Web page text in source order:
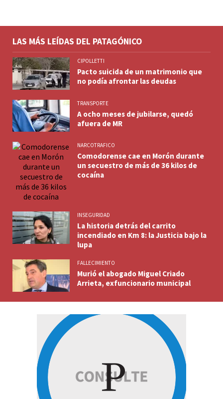
LAS MÁS LEÍDAS DEL PATAGÓNICO
CIPOLLETTI
Pacto suicida de un matrimonio que
no podía afrontar las deudas
TRANSPORTE
A ocho meses de jubilarse, quedó
afuera de MR
NARCOTRAFICO
Comodorense cae en Morón durante
un secuestro de más de 36 kilos de
cocaína
INSEGURIDAD
La historia detrás del carrito
incendiado en Km 8: la Justicia bajo la
lupa
FALLECIMIENTO
Murió el abogado Miguel Criado
Arrieta, exfuncionario municipal